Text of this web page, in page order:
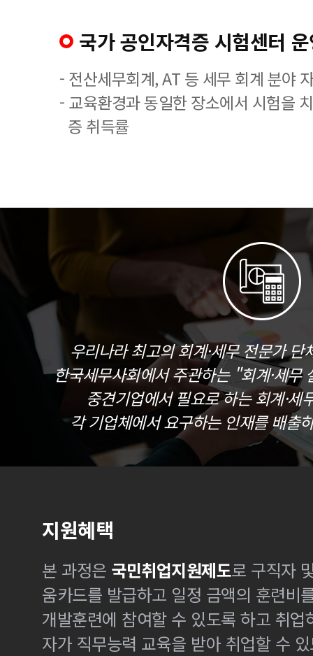
국가 공인자격증 시험센터
- 전산세무회계, AT 등 세무 회계 분야
- 교육환경과 동일한 장소에서 시험을
증 취득률
우리나라 최고의 회계·세무 전문가
한국세무사회에서 주관하는 "회계·세무
중견기업에서 필요로 하는 회계·세
각 기업체에서 요구하는 인재를 배출
지원혜택
본 과정은 국민취업지원제도로 구직자
움카드를 발급하고 일정 금액의 훈련비
개발훈련에 참여할 수 있도록 하고 취
자가 직무능력 교육을 받아 취업할 수